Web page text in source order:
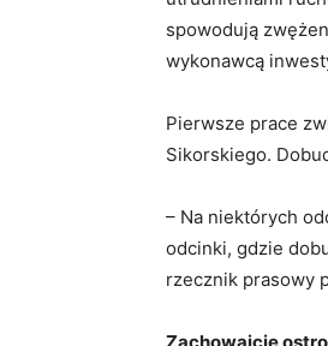
spowodują
wykonawcą
Pierwsze prace
Sikorskiego.
– Na niektórych
odcinki, gdzie
rzecznik prasowy